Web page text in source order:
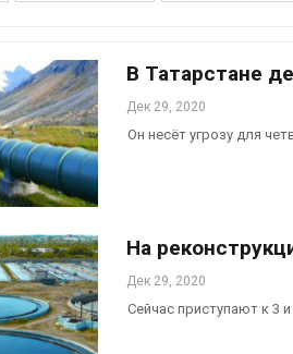
В Татарстане
Дек 29, 2020
Он несёт угрозу для
На
Дек 29, 2020
Сейчас приступают к 3
Авг 7,